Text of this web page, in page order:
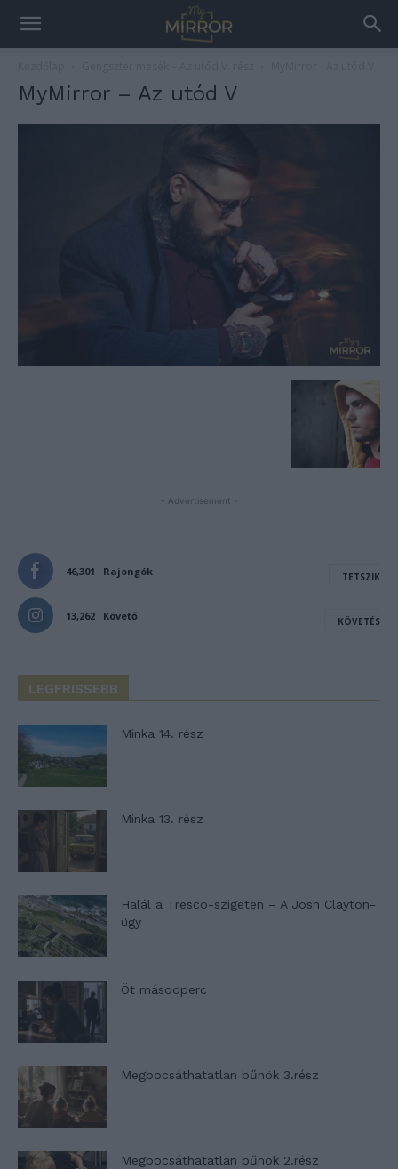
MyMirror – Az utód V
- Advertisement -
46,301 Rajongók TETSZIK
13,262 Követő KÖVETÉS
LEGFRISSEBB
Minka 14. rész
Minka 13. rész
Halál a Tresco-szigeten – A Josh Clayton-
ügy
Öt másodperc
Megbocsáthatatlan bűnök 3.rész
Megbocsáthatatlan bűnök 2.rész